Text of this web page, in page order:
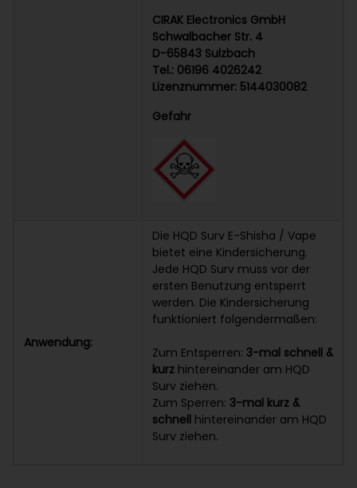
CIRAK Electronics GmbH
Schwalbacher Str. 4
D-65843 Sulzbach
Tel.: 06196 4026242
Lizenznummer: 5144030082
Gefahr
Anwendung:
Die HQD Surv E-Shisha / Vape
bietet eine Kindersicherung.
Jede HQD Surv muss vor der
ersten Benutzung entsperrt
werden. Die Kindersicherung
funktioniert folgendermaßen:
Zum Entsperren: 3-mal schnell &
kurz hintereinander am HQD
Surv ziehen.
Zum Sperren: 3-mal kurz &
schnell hintereinander am HQD
Surv ziehen.